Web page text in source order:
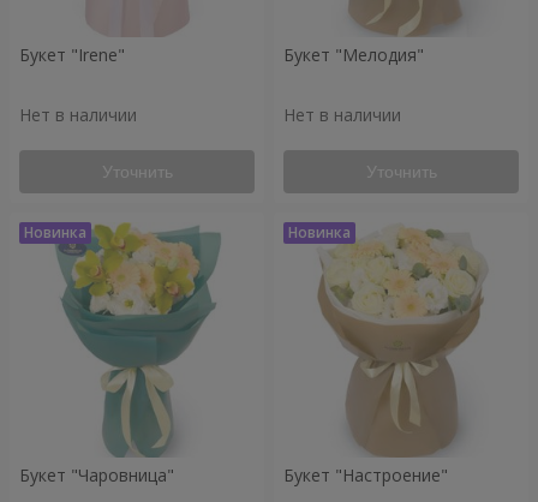
Букет "Irene"
Нет в наличии
Уточнить
Букет "Мелодия"
Нет в наличии
Уточнить
Букет "Чаровница" Букет "Настроение"